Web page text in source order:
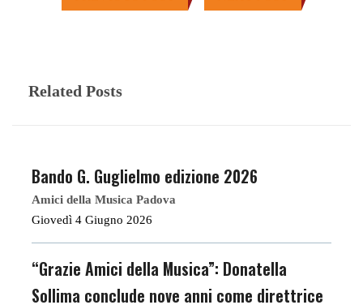
Related Posts
Bando G. Guglielmo edizione 2026
Amici della Musica Padova
Giovedì 4 Giugno 2026
“Grazie Amici della Musica”: Donatella
Sollima conclude nove anni come direttrice